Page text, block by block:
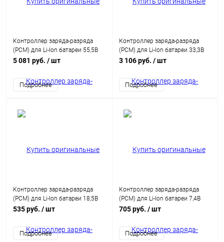
Контроллер заряда-разряда
(PCM) для Li-Ion батареи 55,5В
15A HCX-D140
5 081 руб. / шт
Подробнее
Контроллер заряда-разряда
(PCM) для Li-Ion батареи 33,3В
15A HCX-D140
3 106 руб. / шт
Подробнее
Контроллер заряда-разряда
(PCM) для Li-Ion батареи 18,5В
8A HCX-D239
535 руб. / шт
Подробнее
Контроллер заряда-разряда
(PCM) для Li-Ion батареи 7,4В
12А HCX-D241
705 руб. / шт
Подробнее